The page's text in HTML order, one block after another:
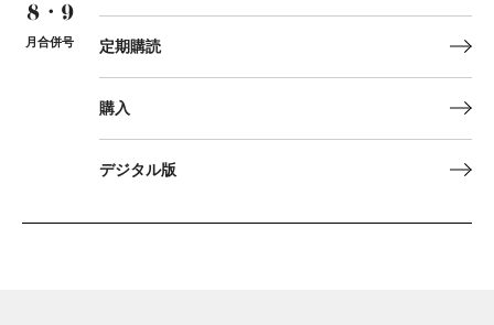
8・9
月合併号 定期購読
購入
デジタル版